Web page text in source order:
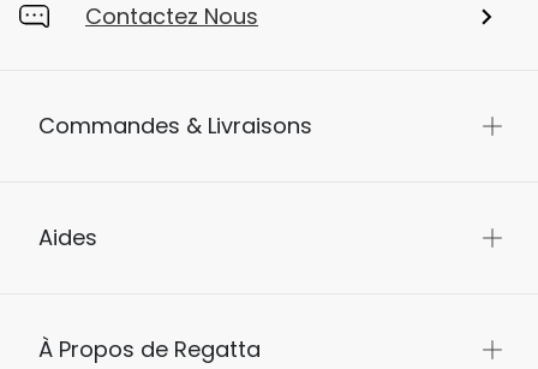
Contactez Nous
Commandes & Livraisons
Aides
À Propos de Regatta